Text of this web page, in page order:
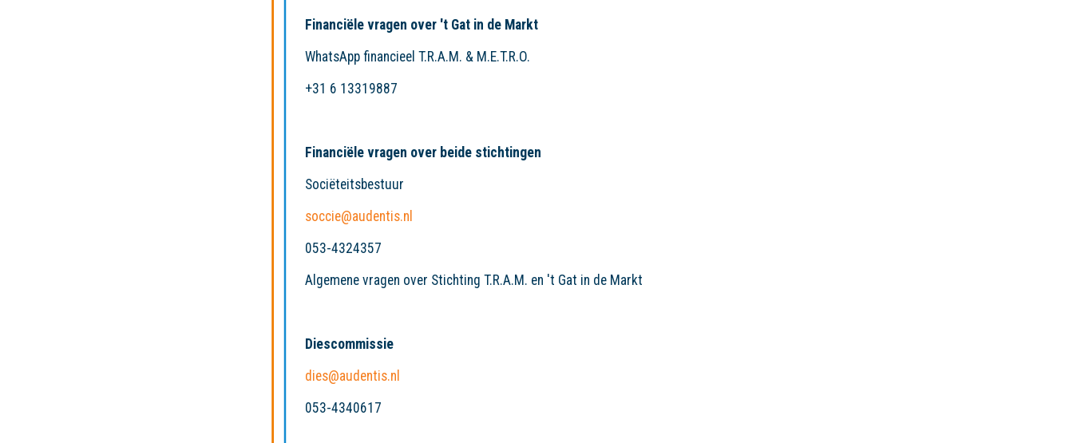
Financiële vragen over 't Gat in de Markt
WhatsApp financieel T.R.A.M. & M.E.T.R.O.
+31 6 13319887
Financiële vragen over beide stichtingen
Sociëteitsbestuur
soccie@audentis.nl
053-4324357
Algemene vragen over Stichting T.R.A.M. en 't Gat in de Markt
Diescommissie
dies@audentis.nl
053-4340617